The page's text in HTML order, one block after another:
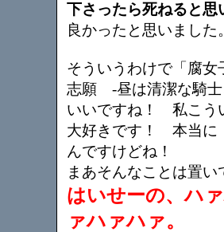
下さったら死ねると思
良かったと思いました
そういうわけで「腐
志願 -昼は清潔な騎
いいですね！ 私こう
大好きです！ 本当に
んですけどね！
まあそんなことは置
はいせーの、ハ
ァハァハァ。